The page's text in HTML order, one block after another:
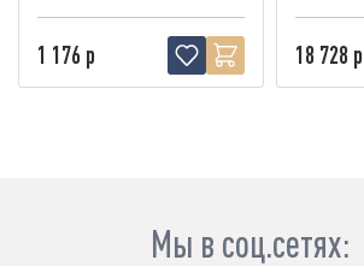
1 176 р 18 728 р
Мы в соц.сетях: